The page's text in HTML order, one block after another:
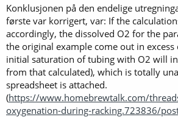
Konklusjonen på den endelige
første var korrigert, var: If the
accordingly, the dissolved O2 for the
the original example come out in excess
initial saturation of tubing with O2 will
from that calculated), which is totally
spreadsheet is attached.
(https://www.homebrewtalk.com/
oxygenation-during-racking.723836/